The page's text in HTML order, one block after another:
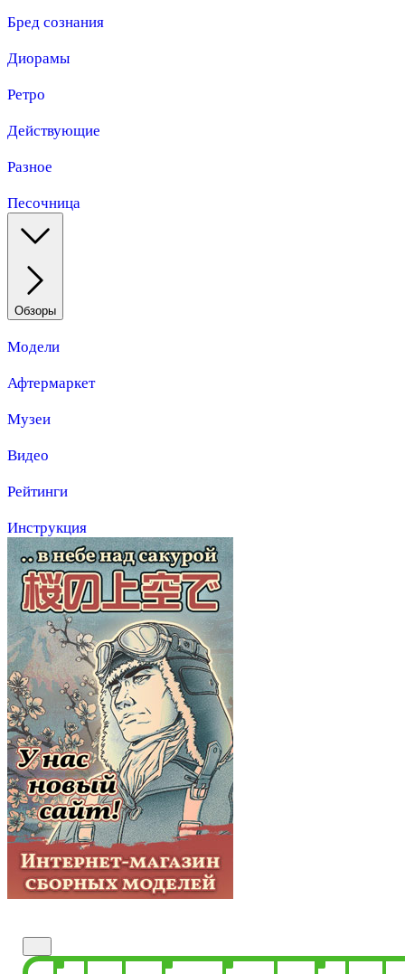
Бред сознания
Диорамы
Ретро
Действующие
Разное
Песочница
Обзоры
Модели
Афтермаркет
Музеи
Видео
Рейтинги
Инструкция